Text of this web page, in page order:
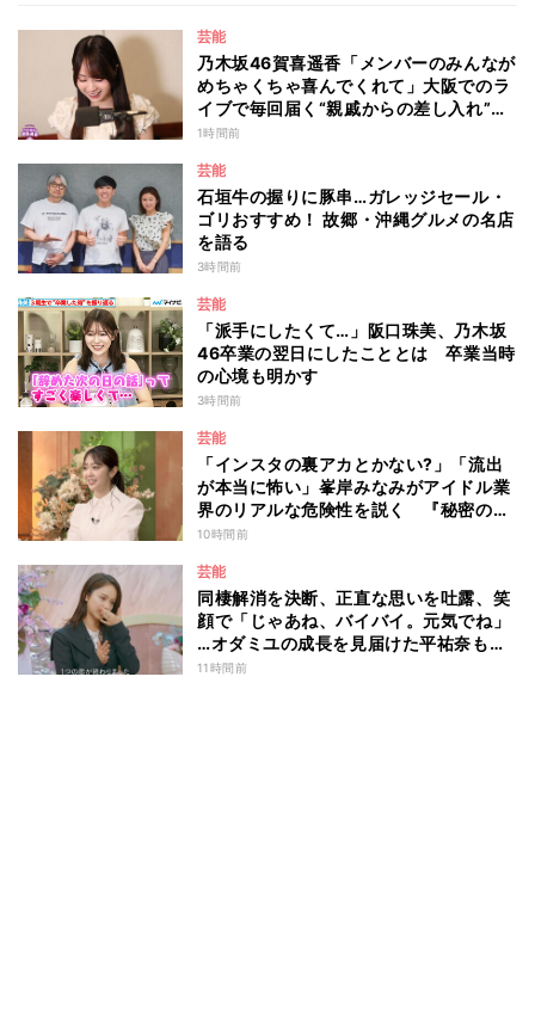
芸能
乃木坂46賀喜遥香「メンバーのみんなが
めちゃくちゃ喜んでくれて」大阪でのラ
イブで毎回届く“親戚からの差し入れ”と
は？
1時間前
芸能
石垣牛の握りに豚串…ガレッジセール・
ゴリおすすめ！ 故郷・沖縄グルメの名店
を語る
3時間前
芸能
「派手にしたくて…」阪口珠美、乃木坂
46卒業の翌日にしたこととは 卒業当時
の心境も明かす
3時間前
芸能
「インスタの裏アカとかない?」「流出
が本当に怖い」峯岸みなみがアイドル業
界のリアルな危険性を説く 『秘密のマ
マ園』特別編
10時間前
芸能
同棲解消を決断、正直な思いを吐露、笑
顔で「じゃあね、バイバイ。元気でね」
…オダミユの成長を見届けた平祐奈も思
わず涙 『ガールオアレディ3』
11時間前